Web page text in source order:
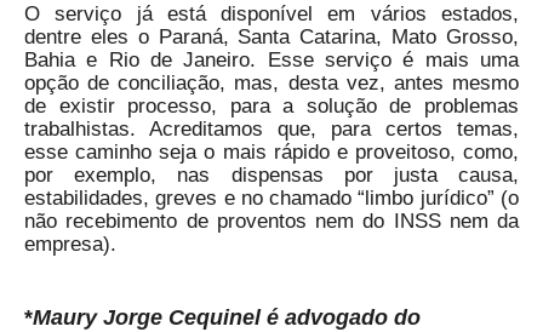
O serviço já está disponível em vários estados,
dentre eles o Paraná, Santa Catarina, Mato Grosso,
Bahia e Rio de Janeiro. Esse serviço é mais uma
opção de conciliação, mas, desta vez, antes mesmo
de existir processo, para a solução de problemas
trabalhistas. Acreditamos que, para certos temas,
esse caminho seja o mais rápido e proveitoso, como,
por exemplo, nas dispensas por justa causa,
estabilidades, greves e no chamado “limbo jurídico” (o
não recebimento de proventos nem do INSS nem da
empresa).
*Maury Jorge Cequinel é advogado do